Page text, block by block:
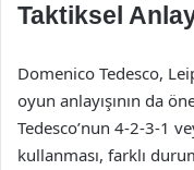
Taktiksel
Domenico Tedesco,
oyun anlayışının da
Tedesco’nun 4-2-3-1
kullanması, farklı